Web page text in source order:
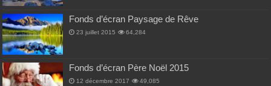
Fonds d’écran Paysage de Rêve
23 juillet 2015 64,284
Fonds d’écran Père Noël 2015
12 décembre 2017 49,085